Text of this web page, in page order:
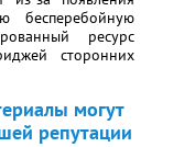
бесперебойную
ресурс
сторонних
могут
репутации